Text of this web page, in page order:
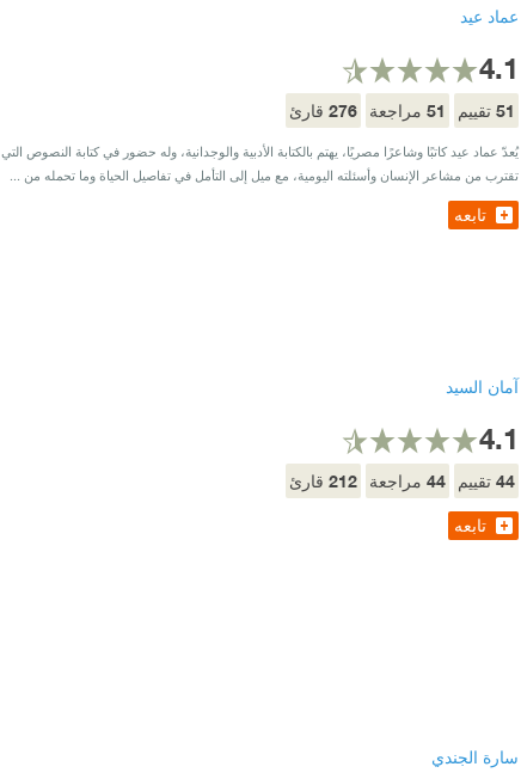
عماد عيد
4.1
51تقييم 51مراجعة 276قارئ
يُعدّ عماد عيد كاتبًا وشاعرًا مصريًا، يهتم بالكتابة الأدبية والوجدانية، وله حضور في كتابة النصوص التي
تقترب من مشاعر الإنسان وأسئلته اليومية، مع ميل إلى التأمل في تفاصيل الحياة وما تحمله من ...
تابعه
آمان السيد
4.1
44تقييم 44مراجعة 212قارئ
تابعه
سارة الجندي